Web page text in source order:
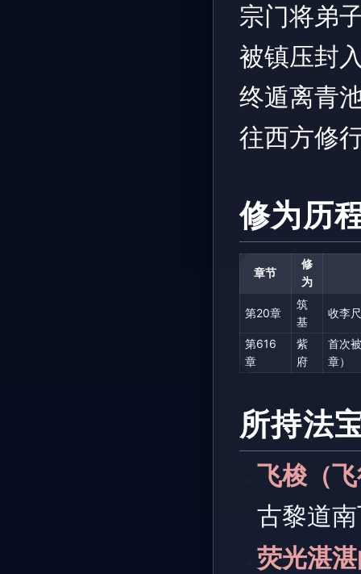
宗门将弟
被镇压封
终遁离青
往西方修
修为历
章节
修
为
第20章
筑
基
收李
第616
章
紫
府
首次
章）
所持法
飞梭（
古黎道
荧光湛